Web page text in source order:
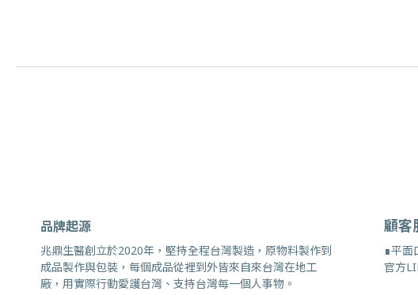
品牌起源
兆鼎生醫創立於2020年，堅持全程台灣製造，原物料製作到
成品製作與包裝，每個成品從裡到外皆來自來台灣在地工
廠，用實際行動愛護台灣、支持台灣每一個人事物。
顧客
∎平面
官方